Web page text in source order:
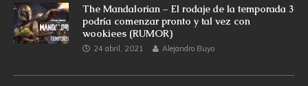
The Mandalorian – El rodaje de la temporada 3
podría comenzar pronto y tal vez con
wookiees (RUMOR)
24 abril, 2021 Alejandro Buyo